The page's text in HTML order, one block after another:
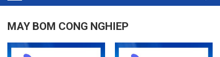
MAY BOM CONG NGHIEP